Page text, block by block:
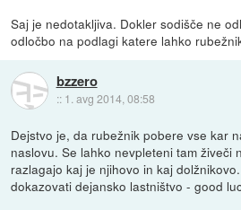
Saj je nedotakljiva. Dokler sodišče ne
odločbo na podlagi katere lahko
bzzero
:: 1. avg 2014, 08:58
Dejstvo je, da rubežnik pobere vse kar
naslovu. Se lahko nevpleteni tam živeči
razlagajo kaj je njihovo in kaj
dokazovati dejansko lastništvo - good